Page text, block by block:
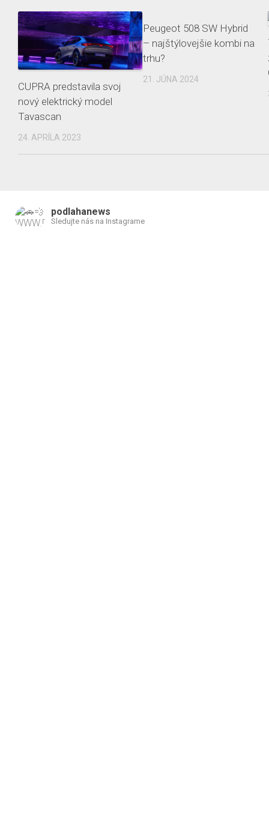
CUPRA predstavila svoj
nový elektrický model
Tavascan
24. APRÍLA 2023
Peugeot 508 SW Hybrid
– najštýlovejšie kombi na
trhu?
21. JÚNA 2024
podlahanews
Sledujte nás na Instagrame